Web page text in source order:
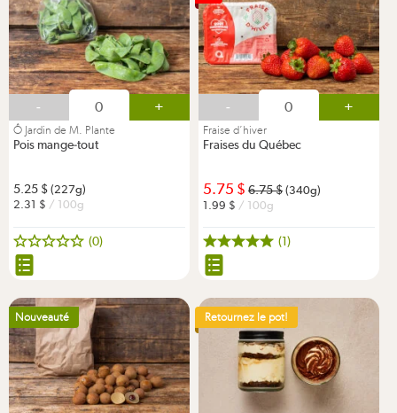
- +
Ô Jardin de M. Plante
Pois mange-tout
5.25
(227g)
2.31
/ 100g
(0)
- +
Fraise d’hiver
Fraises du Québec
5.75 6.75
(340g)
1.99
/ 100g
(1)
Nouveauté Retournez le pot!